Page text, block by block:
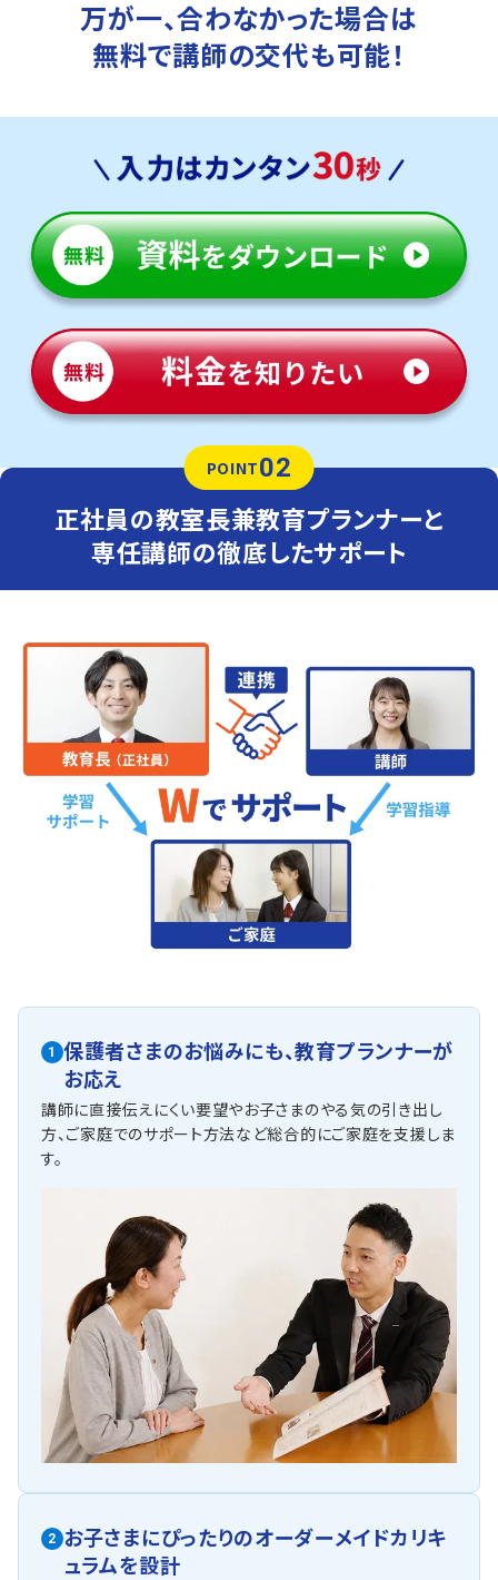
万が一、合わなかった場合は
無料で講師の交代も可能！
POINT02
正社員の教室長兼教育プランナーと
専任講師の徹底したサポート
1 保護者さまのお悩みにも、教育プランナーが
お応え
講師に直接伝えにくい要望やお子さまのやる気の引き出し
方、ご家庭でのサポート方法など総合的にご家庭を支援しま
す。
2 お子さまにぴったりのオーダーメイドカリキ
ュラムを設計